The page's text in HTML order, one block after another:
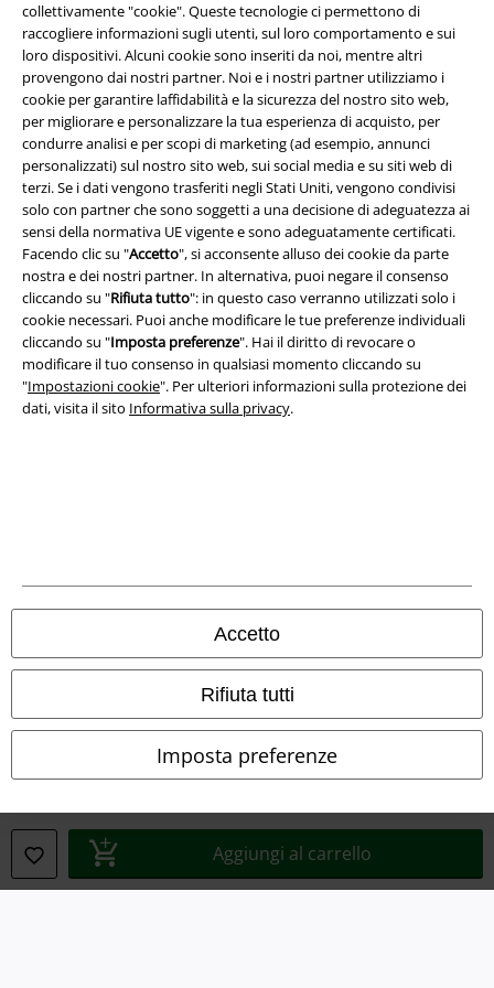
collettivamente "cookie". Queste tecnologie ci permettono di
raccogliere informazioni sugli utenti, sul loro comportamento e sui
loro dispositivi. Alcuni cookie sono inseriti da noi, mentre altri
provengono dai nostri partner. Noi e i nostri partner utilizziamo i
cookie per garantire laffidabilità e la sicurezza del nostro sito web,
per migliorare e personalizzare la tua esperienza di acquisto, per
condurre analisi e per scopi di marketing (ad esempio, annunci
personalizzati) sul nostro sito web, sui social media e su siti web di
terzi. Se i dati vengono trasferiti negli Stati Uniti, vengono condivisi
solo con partner che sono soggetti a una decisione di adeguatezza ai
sensi della normativa UE vigente e sono adeguatamente certificati.
Facendo clic su "Accetto", si acconsente alluso dei cookie da parte
nostra e dei nostri partner. In alternativa, puoi negare il consenso
cliccando su "Rifiuta tutto": in questo caso verranno utilizzati solo i
cookie necessari. Puoi anche modificare le tue preferenze individuali
cliccando su "Imposta preferenze". Hai il diritto di revocare o
modificare il tuo consenso in qualsiasi momento cliccando su
"Impostazioni cookie". Per ulteriori informazioni sulla protezione dei
dati, visita il sito Informativa sulla privacy.
Accetto
Rifiuta tutti
Imposta preferenze
Aggiungi al carrello
Info legali
Termini & Condizioni
Redazione
Informazioni sull'accessibilità
I prezzi sono IVA compresa. Spese ditrasporto escluse
© 1986-2026 EMP Mailorder Italia S.r.l.
Gli altri shop EMP nel mondo